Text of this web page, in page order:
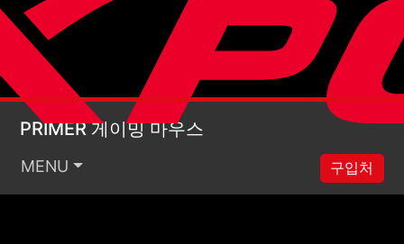
PRIMER 게이밍 마우스
PRIMER 게이밍 마우스
MENU 구입처